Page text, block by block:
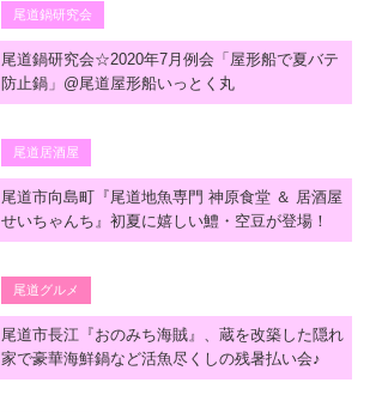
尾道鍋研究会
尾道鍋研究会☆2020年7月例会「屋形船で夏バテ
防止鍋」@尾道屋形船いっとく丸
尾道居酒屋
尾道市向島町『尾道地魚専門 神原食堂 ＆ 居酒屋
せいちゃんち』初夏に嬉しい鱧・空豆が登場！
尾道グルメ
尾道市長江『おのみち海賊』、蔵を改築した隠れ
家で豪華海鮮鍋など活魚尽くしの残暑払い会♪